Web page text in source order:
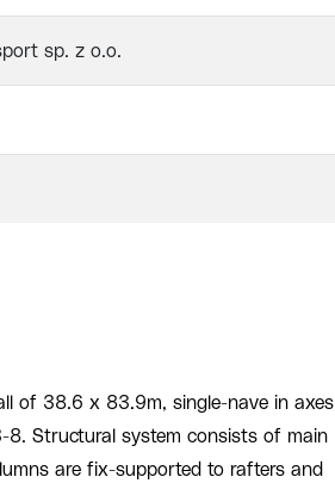
sp. z o.o.
of 38.6 x 83.9m, single-nave in axes
8. Structural system consists of main
are fix-supported to rafters and